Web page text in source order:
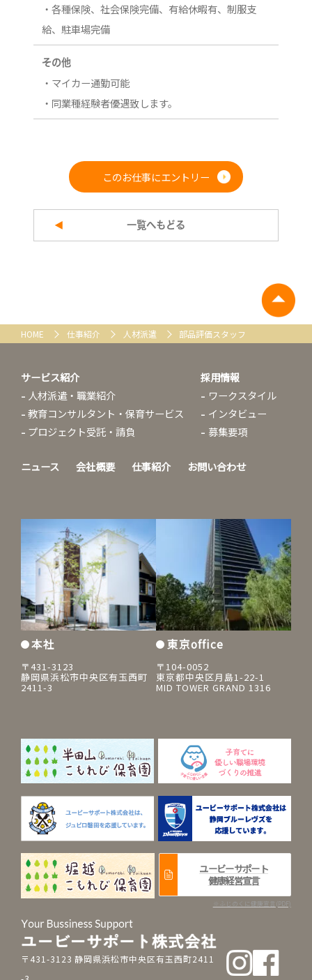
・各種保険、社会保険完備、有給休暇有、制服支
給、駐車場完備
その他
・マイカー通勤可能
・同業種経験者優遇致します。
このお仕事にエントリー
一覧へもどる
HOME 仕事紹介 人材派遣 部品評価スタッフ
サービス紹介
人材派遣・職業紹介
教育コンサルタント・保育サービス
プロジェクト受託・請負
採用情報
ワークスタイル
インタビュー
募集要項
ニュース 会社概要 仕事紹介 お問い合わせ
本社
〒431-3123
静岡県浜松市中央区有玉西町
2411-3
東京office
〒104-0052
東京都中央区月島1-22-1
MID TOWER GRAND 1316
ユービーサポート
健康経営宣言
※ふじのくに健康宣言(PDF)
〒431-3123 静岡県浜松市中央区有玉西町2411